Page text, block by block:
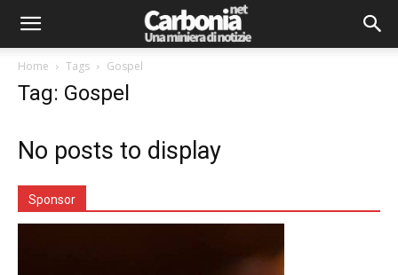
Home Tags Gospel
Tag: Gospel
No posts to display
Sponsor